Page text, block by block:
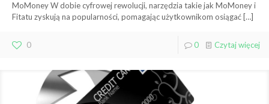
MoMoney W dobie cyfrowej rewolucji, narzędzia takie jak MoMoney i
Fitatu zyskują na popularności, pomagając użytkownikom osiągać […]
0 0 Czytaj więcej